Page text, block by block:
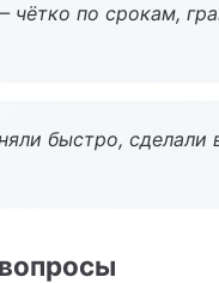
по срокам,
быстро, сделали